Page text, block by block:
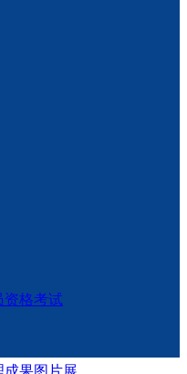
资格考试
果图片展